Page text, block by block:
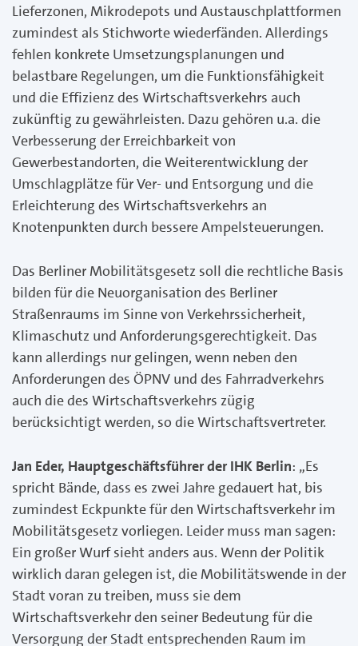
Lieferzonen, Mikrodepots und Austauschplattformen
zumindest als Stichworte wiederfänden. Allerdings
fehlen konkrete Umsetzungsplanungen und
belastbare Regelungen, um die Funktionsfähigkeit
und die Effizienz des Wirtschaftsverkehrs auch
zukünftig zu gewährleisten. Dazu gehören u.a. die
Verbesserung der Erreichbarkeit von
Gewerbestandorten, die Weiterentwicklung der
Umschlagplätze für Ver- und Entsorgung und die
Erleichterung des Wirtschaftsverkehrs an
Knotenpunkten durch bessere Ampelsteuerungen.
Das Berliner Mobilitätsgesetz soll die rechtliche Basis
bilden für die Neuorganisation des Berliner
Straßenraums im Sinne von Verkehrssicherheit,
Klimaschutz und Anforderungsgerechtigkeit. Das
kann allerdings nur gelingen, wenn neben den
Anforderungen des ÖPNV und des Fahrradverkehrs
auch die des Wirtschaftsverkehrs zügig
berücksichtigt werden, so die Wirtschaftsvertreter.
Jan Eder, Hauptgeschäftsführer der IHK Berlin: „Es
spricht Bände, dass es zwei Jahre gedauert hat, bis
zumindest Eckpunkte für den Wirtschaftsverkehr im
Mobilitätsgesetz vorliegen. Leider muss man sagen:
Ein großer Wurf sieht anders aus. Wenn der Politik
wirklich daran gelegen ist, die Mobilitätswende in der
Stadt voran zu treiben, muss sie dem
Wirtschaftsverkehr den seiner Bedeutung für die
Versorgung der Stadt entsprechenden Raum im